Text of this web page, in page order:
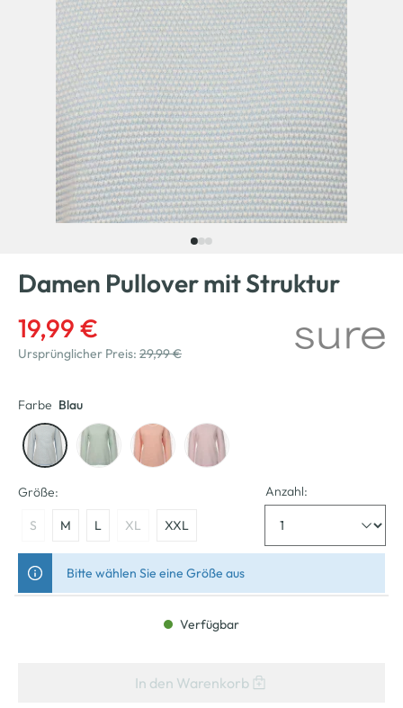
Damen Pullover mit Struktur
19,99 €
Ursprünglicher Preis: 29,99 €
Farbe Blau
Größe:
S M L XL XXL
Anzahl:
Bitte wählen Sie eine Größe aus
Verfügbar
In den Warenkorb